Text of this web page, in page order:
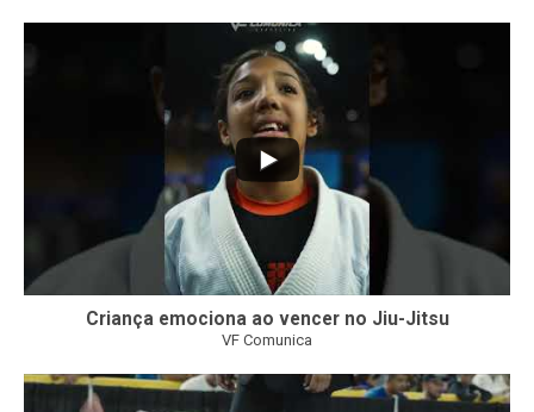
Criança emociona ao vencer no Jiu-Jitsu
VF Comunica